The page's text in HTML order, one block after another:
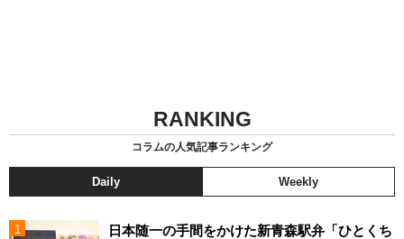
RANKING
コラムの人気記事ランキング
Daily Weekly
日本随一の手間をかけた新青森駅弁「ひとくち